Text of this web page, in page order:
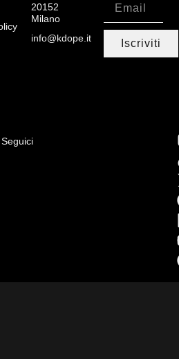
20152
Milano
info@kdope.it
Iscriviti
Seguici